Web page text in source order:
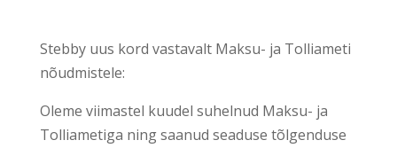
Stebby uus kord vastavalt Maksu- ja Tolliameti
nõudmistele:
Oleme viimastel kuudel suhelnud Maksu- ja
Tolliametiga ning saanud seaduse tõlgenduse